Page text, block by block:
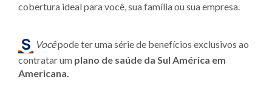
cobertura ideal para você, sua família ou sua empresa.
Vocêpode ter uma série de benefícios exclusivos ao
contratar um plano de saúde da Sul América em
Americana.